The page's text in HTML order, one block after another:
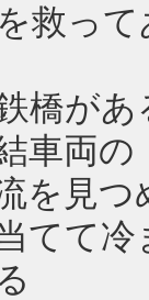
救っ
橋があ
車両の
を見つ
てて